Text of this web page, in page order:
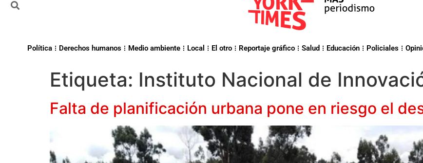
Política Derechos humanos Medio ambiente Local El otro Reportaje gráfico Salud Educación Policiales
Etiqueta: Instituto Nacional de
Falta de planificación urbana pone en riesgo el